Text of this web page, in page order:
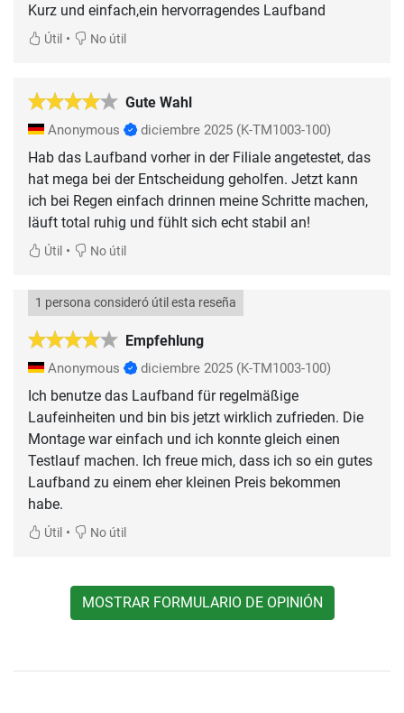
Kurz und einfach,ein hervorragendes Laufband
Útil • No útil
Gute Wahl
Anonymous diciembre 2025 (K-TM1003-100)
Hab das Laufband vorher in der Filiale angetestet, das
hat mega bei der Entscheidung geholfen. Jetzt kann
ich bei Regen einfach drinnen meine Schritte machen,
läuft total ruhig und fühlt sich echt stabil an!
Útil • No útil
Empfehlung
1 persona consideró útil esta reseña
Anonymous diciembre 2025 (K-TM1003-100)
Ich benutze das Laufband für regelmäßige
Laufeinheiten und bin bis jetzt wirklich zufrieden. Die
Montage war einfach und ich konnte gleich einen
Testlauf machen. Ich freue mich, dass ich so ein gutes
Laufband zu einem eher kleinen Preis bekommen
habe.
Útil • No útil
MOSTRAR FORMULARIO DE OPINIÓN